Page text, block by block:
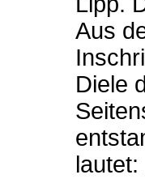
Aus
Diele